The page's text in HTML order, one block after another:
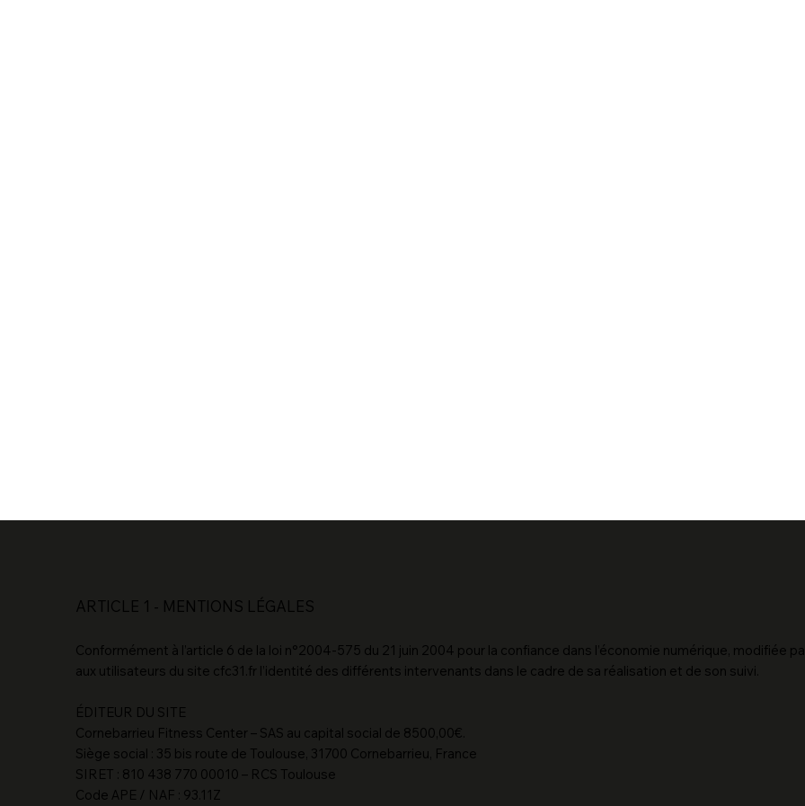
ARTICLE 1 - MENTIONS LÉGALES
Conformément à l’article 6 de la loi n°2004-575 du 21 juin 2004 pour la confiance dans l’économie numérique, modifiée
aux utilisateurs du site cfc31.fr l’identité des différents intervenants dans le cadre de sa réalisation et de son suivi.
ÉDITEUR DU SITE
Cornebarrieu Fitness Center – SAS au capital social de 8500,00€.
Siège social : 35 bis route de Toulouse, 31700 Cornebarrieu, France
SIRET : 810 438 770 00010 – RCS Toulouse
Code APE / NAF : 93.11Z